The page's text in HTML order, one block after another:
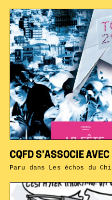
CQFD S’ASSOCIE
Paru dans Les échos du